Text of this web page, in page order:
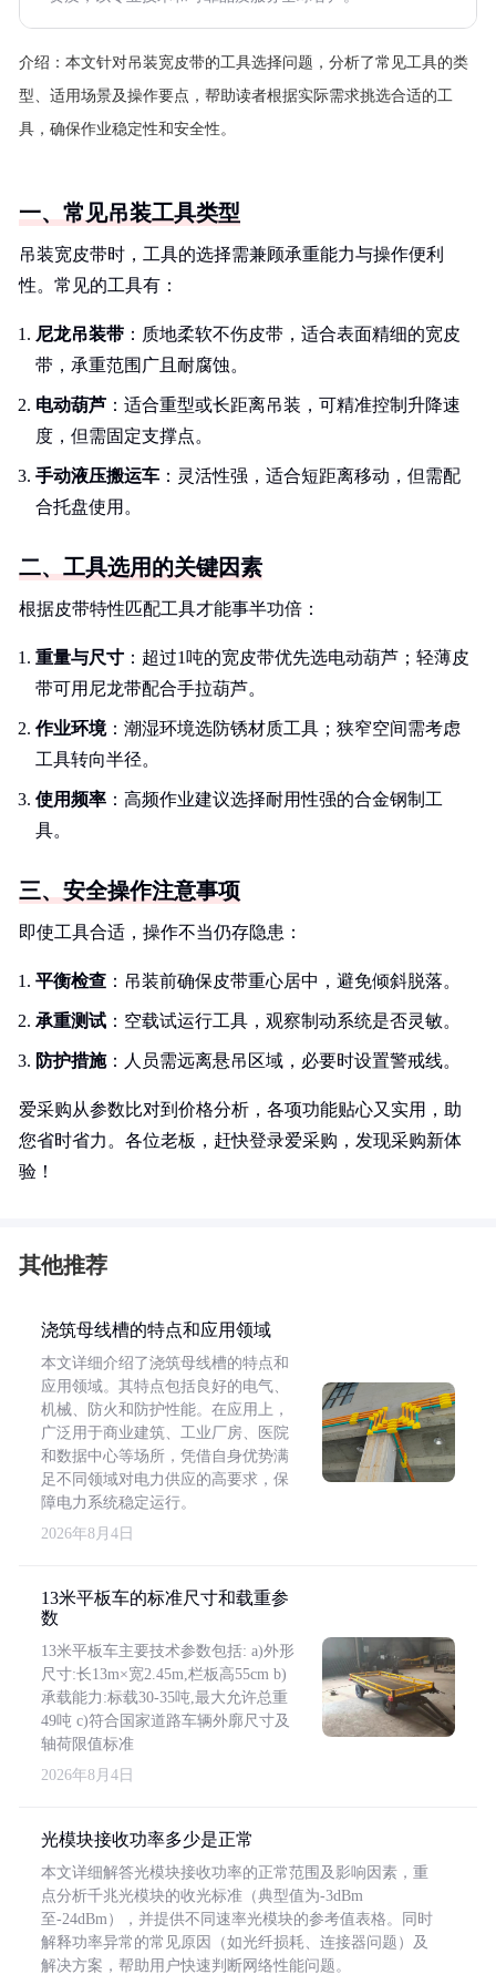
介绍： 本文针对吊装宽皮带的工具选择问题，分析了常见工具的类
型、适用场景及操作要点，帮助读者根据实际需求挑选合适的工
具，确保作业稳定性和安全性。
一、常见吊装工具类型
吊装宽皮带时，工具的选择需兼顾承重能力与操作便利
性。常见的工具有：
尼龙吊装带 ：质地柔软不伤皮带，适合表面精细的宽皮
带，承重范围广且耐腐蚀。
电动葫芦 ：适合重型或长距离吊装，可精准控制升降速
度，但需固定支撑点。
手动液压搬运车 ：灵活性强，适合短距离移动，但需配
合托盘使用。
二、工具选用的关键因素
根据皮带特性匹配工具才能事半功倍：
重量与尺寸 ：超过1吨的宽皮带优先选电动葫芦；轻薄皮
带可用尼龙带配合手拉葫芦。
作业环境：潮湿环境选防锈材质工具；狭窄空间需考虑
工具转向半径。
使用频率 ：高频作业建议选择耐用性强的合金钢制工
具。
三、安全操作注意事项
即使工具合适，操作不当仍存隐患：
平衡检查 ：吊装前确保皮带重心居中，避免倾斜脱落。
承重测试 ：空载试运行工具，观察制动系统是否灵敏。
防护措施：人员需远离悬吊区域，必要时设置警戒线。
爱采购从参数比对到价格分析，各项功能贴心又实用，助
您省时省力。各位老板，赶快登录爱采购，发现采购新体
验！
其他推荐
浇筑母线槽的特点和应用领域
本文详细介绍了浇筑母线槽的特点和
应用领域。其特点包括良好的电气、
机械、防火和防护性能。在应用上，
广泛用于商业建筑、工业厂房、医院
和数据中心等场所，凭借自身优势满
足不同领域对电力供应的高要求，保
障电力系统稳定运行。
2026年8月4日
13米平板车的标准尺寸和载重参
数
13米平板车主要技术参数包括: a)外形
尺寸:长13m×宽2.45m,栏板高55cm b)
承载能力:标载30-35吨,最大允许总重
49吨 c)符合国家道路车辆外廓尺寸及
轴荷限值标准
2026年8月4日
光模块接收功率多少是正常
本文详细解答光模块接收功率的正常范围及影响因素，重
点分析千兆光模块的收光标准（典型值为-3dBm
至-24dBm），并提供不同速率光模块的参考值表格。同时
解释功率异常的常见原因（如光纤损耗、连接器问题）及
解决方案，帮助用户快速判断网络性能问题。